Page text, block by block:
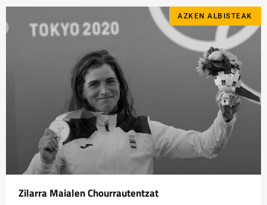
AZKEN ALBISTEAK
Zilarra Maialen Chourrautentzat